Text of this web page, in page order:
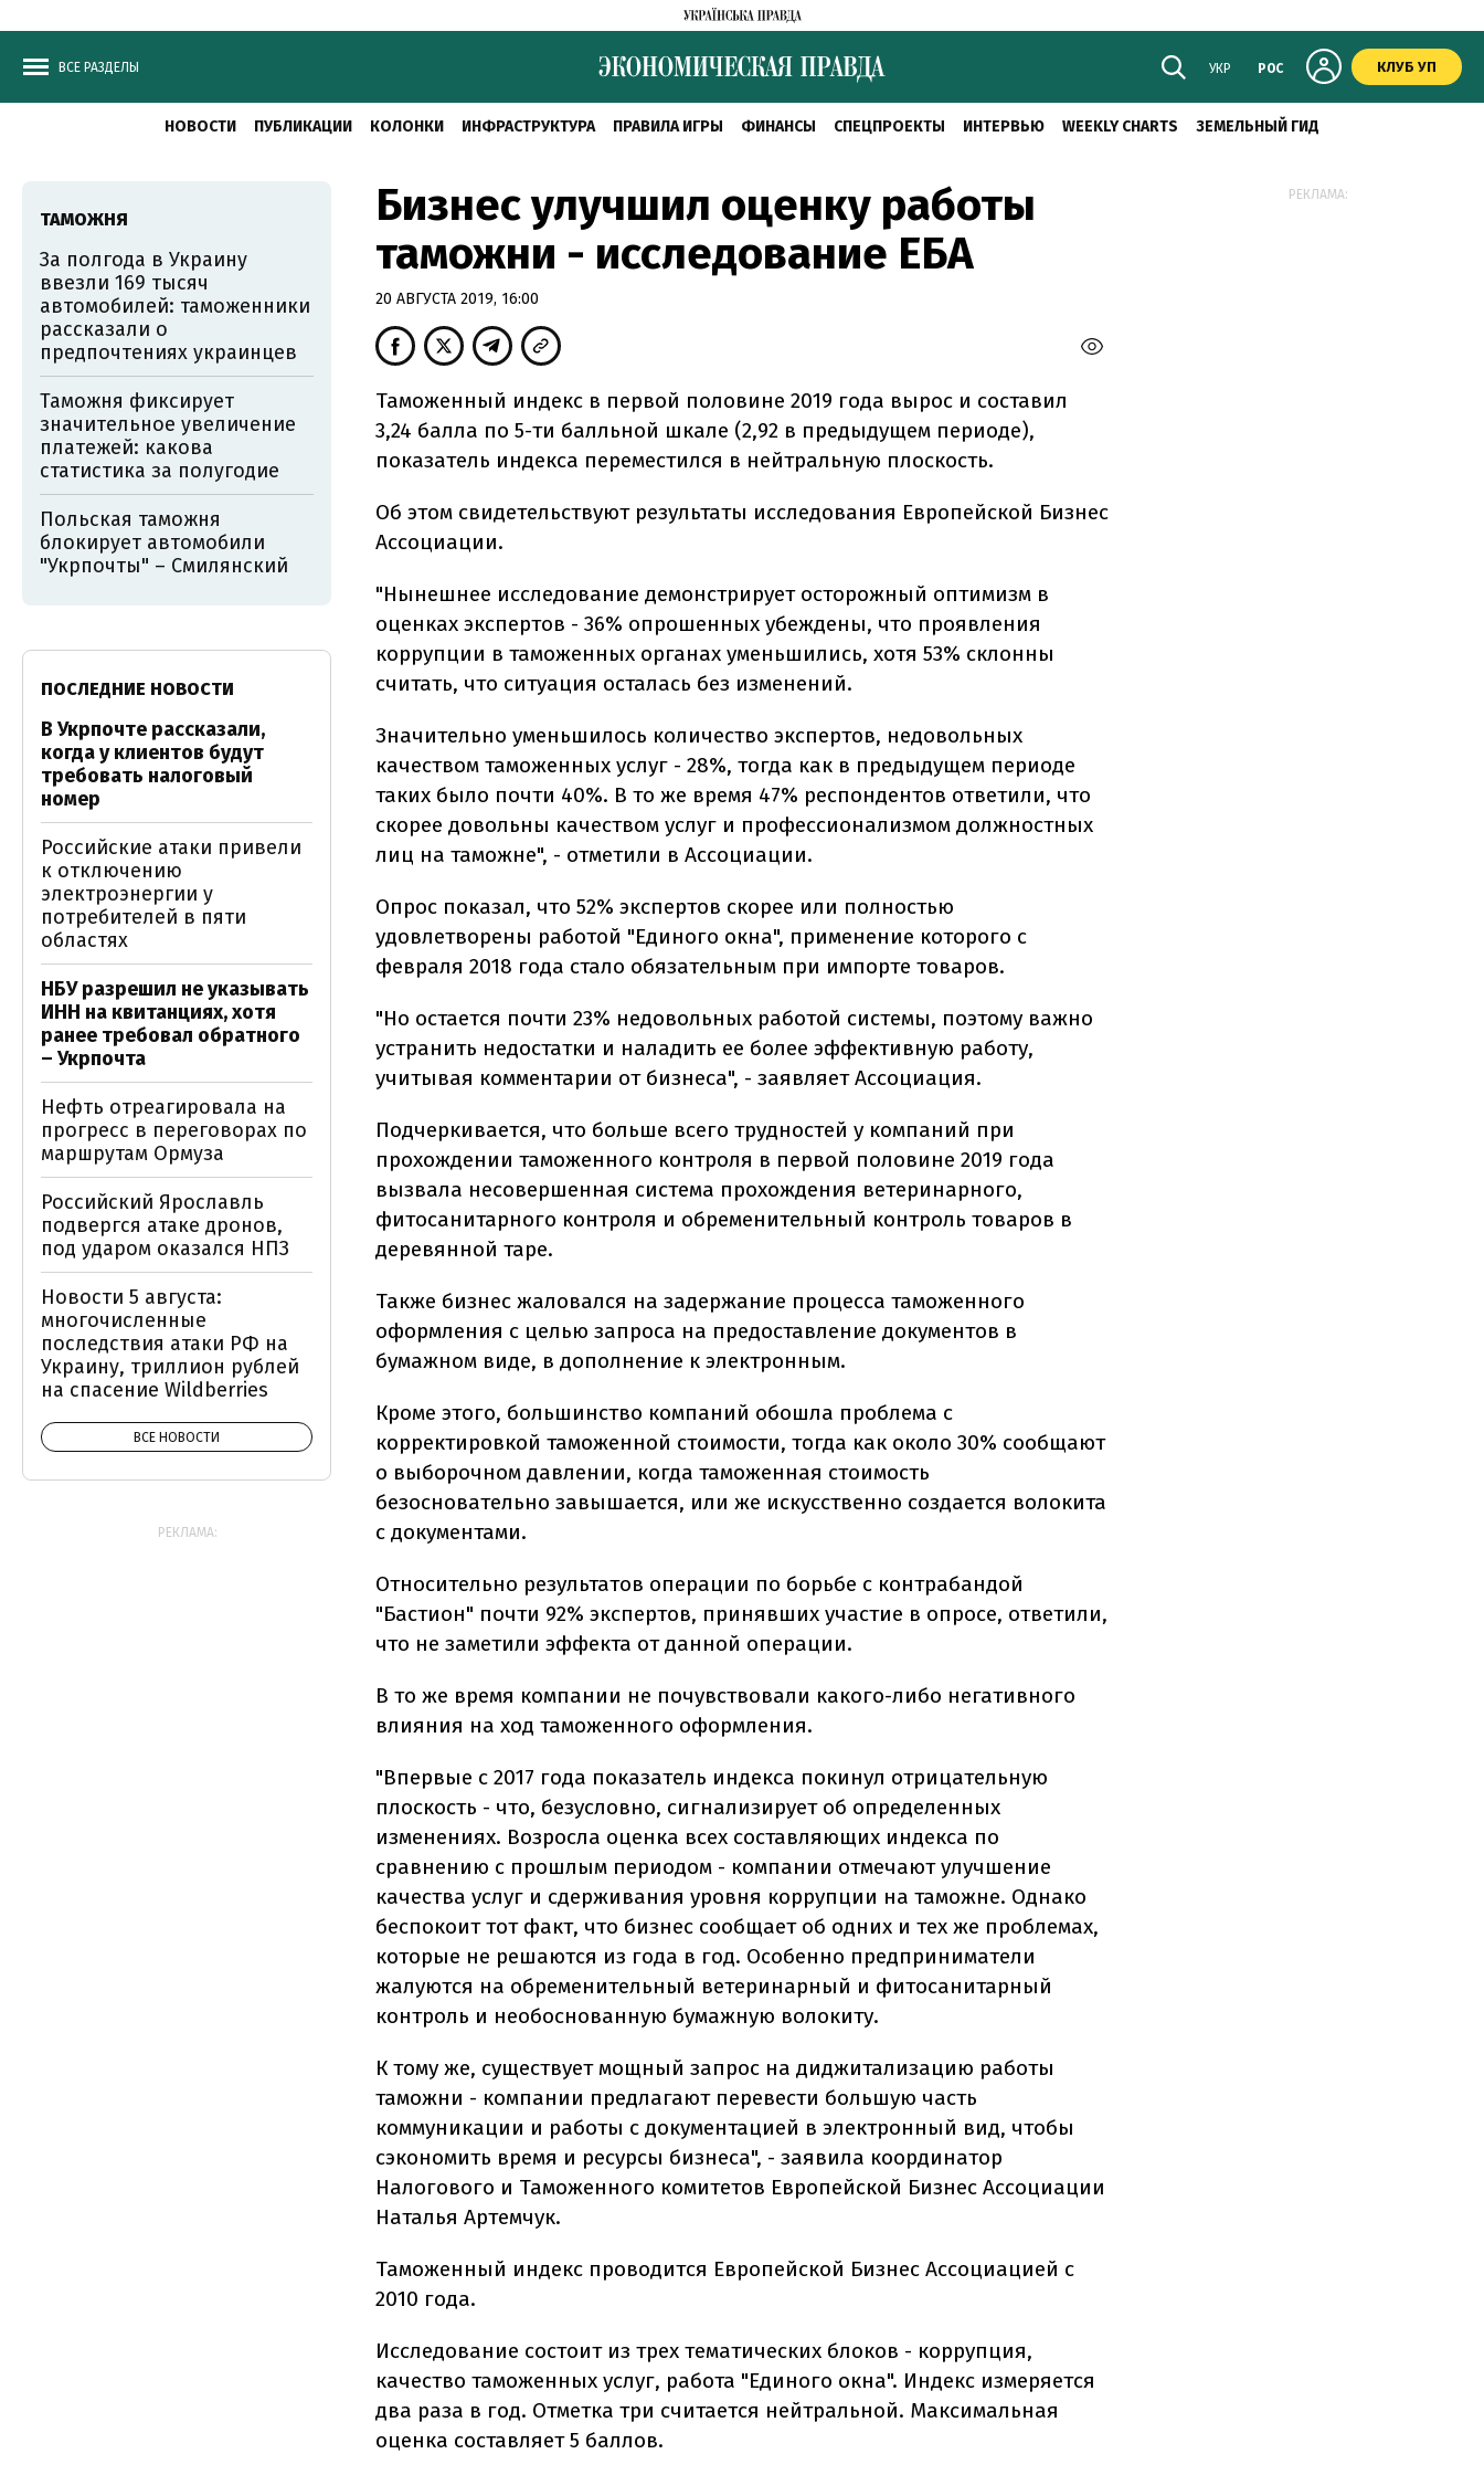
ВСЕ РАЗДЕЛЫ УКР РОС КЛУБ УП
НОВОСТИ ПУБЛИКАЦИИ КОЛОНКИ ИНФРАСТРУКТУРА ПРАВИЛА ИГРЫ ФИНАНСЫ СПЕЦПРОЕКТЫ ИНТЕРВЬЮ WEEKLY CHARTS ЗЕМЕЛЬНЫЙ ГИД
Бизнес улучшил оценку работы
таможни - исследование ЕБА
20 АВГУСТА 2019, 16:00
Таможенный индекс в первой половине 2019 года вырос и составил
3,24 балла по 5-ти балльной шкале (2,92 в предыдущем периоде),
показатель индекса переместился в нейтральную плоскость.
Об этом свидетельствуют результаты исследования Европейской Бизнес
Ассоциации.
"Нынешнее исследование демонстрирует осторожный оптимизм в
оценках экспертов - 36% опрошенных убеждены, что проявления
коррупции в таможенных органах уменьшились, хотя 53% склонны
считать, что ситуация осталась без изменений.
Значительно уменьшилось количество экспертов, недовольных
качеством таможенных услуг - 28%, тогда как в предыдущем периоде
таких было почти 40%. В то же время 47% респондентов ответили, что
скорее довольны качеством услуг и профессионализмом должностных
лиц на таможне", - отметили в Ассоциации.
Опрос показал, что 52% экспертов скорее или полностью
удовлетворены работой "Единого окна", применение которого с
февраля 2018 года стало обязательным при импорте товаров.
"Но остается почти 23% недовольных работой системы, поэтому важно
устранить недостатки и наладить ее более эффективную работу,
учитывая комментарии от бизнеса", - заявляет Ассоциация.
Подчеркивается, что больше всего трудностей у компаний при
прохождении таможенного контроля в первой половине 2019 года
вызвала несовершенная система прохождения ветеринарного,
фитосанитарного контроля и обременительный контроль товаров в
деревянной таре.
Также бизнес жаловался на задержание процесса таможенного
оформления с целью запроса на предоставление документов в
бумажном виде, в дополнение к электронным.
Кроме этого, большинство компаний обошла проблема с
корректировкой таможенной стоимости, тогда как около 30% сообщают
о выборочном давлении, когда таможенная стоимость
безосновательно завышается, или же искусственно создается волокита
с документами.
Относительно результатов операции по борьбе с контрабандой
"Бастион" почти 92% экспертов, принявших участие в опросе, ответили,
что не заметили эффекта от данной операции.
В то же время компании не почувствовали какого-либо негативного
влияния на ход таможенного оформления.
"Впервые с 2017 года показатель индекса покинул отрицательную
плоскость - что, безусловно, сигнализирует об определенных
изменениях. Возросла оценка всех составляющих индекса по
сравнению с прошлым периодом - компании отмечают улучшение
качества услуг и сдерживания уровня коррупции на таможне. Однако
беспокоит тот факт, что бизнес сообщает об одних и тех же проблемах,
которые не решаются из года в год. Особенно предприниматели
жалуются на обременительный ветеринарный и фитосанитарный
контроль и необоснованную бумажную волокиту.
К тому же, существует мощный запрос на диджитализацию работы
таможни - компании предлагают перевести большую часть
коммуникации и работы с документацией в электронный вид, чтобы
сэкономить время и ресурсы бизнеса", - заявила координатор
Налогового и Таможенного комитетов Европейской Бизнес Ассоциации
Наталья Артемчук.
Таможенный индекс проводится Европейской Бизнес Ассоциацией с
2010 года.
Исследование состоит из трех тематических блоков - коррупция,
качество таможенных услуг, работа "Единого окна". Индекс измеряется
два раза в год. Отметка три считается нейтральной. Максимальная
оценка составляет 5 баллов.
ТАМОЖНЯ
За полгода в Украину
ввезли 169 тысяч
автомобилей: таможенники
рассказали о
предпочтениях украинцев
Таможня фиксирует
значительное увеличение
платежей: какова
статистика за полугодие
Польская таможня
блокирует автомобили
"Укрпочты" – Смилянский
ПОСЛЕДНИЕ НОВОСТИ
В Укрпочте рассказали,
когда у клиентов будут
требовать налоговый
номер
Российские атаки привели
к отключению
электроэнергии у
потребителей в пяти
областях
НБУ разрешил не указывать
ИНН на квитанциях, хотя
ранее требовал обратного
– Укрпочта
Нефть отреагировала на
прогресс в переговорах по
маршрутам Ормуза
Российский Ярославль
подвергся атаке дронов,
под ударом оказался НПЗ
Новости 5 августа:
многочисленные
последствия атаки РФ на
Украину, триллион рублей
на спасение Wildberries
ВСЕ НОВОСТИ
РЕКЛАМА:
РЕКЛАМА: